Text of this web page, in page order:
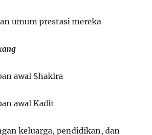
umum prestasi mereka
awal Shakira
awal Kadit
keluarga, pendidikan, dan